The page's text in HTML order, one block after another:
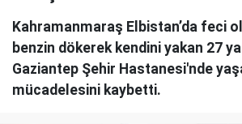
Kahramanmaraş Elbistan’da feci
benzin dökerek kendini yakan 27
Gaziantep Şehir Hastanesi'nde
mücadelesini kaybetti.